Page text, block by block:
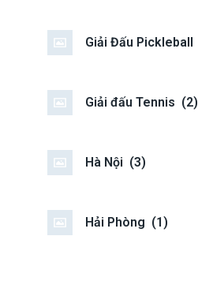
Giải Đấu Pickleball
Giải đấu Tennis (2)
Hà Nội (3)
Hải Phòng (1)